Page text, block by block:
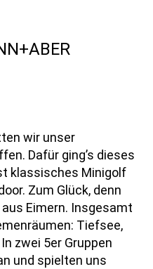
wir unser
Dafür ging’s dieses
klassisches Minigolf
Zum Glück, denn
Eimern. Insgesamt
Tiefsee,
zwei 5er Gruppen
und spielten uns